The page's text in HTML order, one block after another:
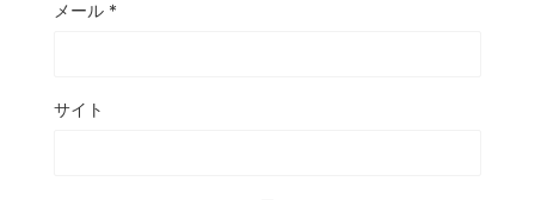
メール *
サイト